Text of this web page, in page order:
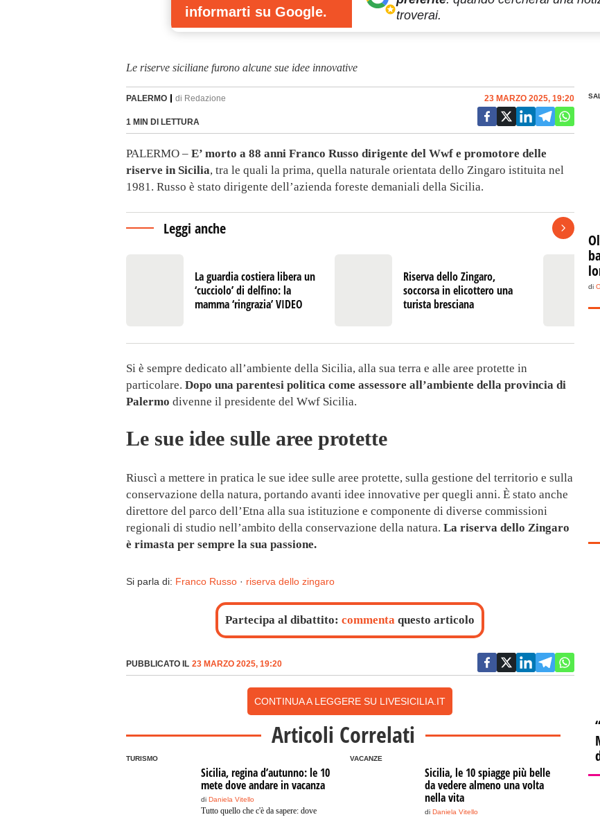
informarti su Google.
troverai.
Le riserve siciliane furono alcune sue idee innovative
PALERMO di Redazione
1 MIN DI LETTURA
23 MARZO 2025, 19:20
PALERMO – E’ morto a 88 anni Franco Russo dirigente del Wwf e promotore delle
riserve in Sicilia, tra le quali la prima, quella naturale orientata dello Zingaro istituita nel
1981. Russo è stato dirigente dell’azienda foreste demaniali della Sicilia.
Leggi anche
La guardia costiera libera un
‘cucciolo’ di delfino: la
mamma ‘ringrazia’ VIDEO
Riserva dello Zingaro,
soccorsa in elicottero una
turista bresciana
Si è sempre dedicato all’ambiente della Sicilia, alla sua terra e alle aree protette in
particolare. Dopo una parentesi politica come assessore all’ambiente della provincia di
Palermo divenne il presidente del Wwf Sicilia.
Le sue idee sulle aree protette
Riuscì a mettere in pratica le sue idee sulle aree protette, sulla gestione del territorio e sulla
conservazione della natura, portando avanti idee innovative per quegli anni. È stato anche
direttore del parco dell’Etna alla sua istituzione e componente di diverse commissioni
regionali di studio nell’ambito della conservazione della natura. La riserva dello Zingaro
è rimasta per sempre la sua passione.
Si parla di: Franco Russo · riserva dello zingaro
Partecipa al dibattito:commenta questo articolo
PUBBLICATO IL 23 MARZO 2025, 19:20
CONTINUA A LEGGERE SU LIVESICILIA.IT
Articoli Correlati
TURISMO
Sicilia, regina d’autunno: le 10
mete dove andare in vacanza
di Daniela Vitello
Tutto quello che c'è da sapere: dove
VACANZE
Sicilia, le 10 spiagge più belle
da vedere almeno una volta
nella vita
diDaniela Vitello
di